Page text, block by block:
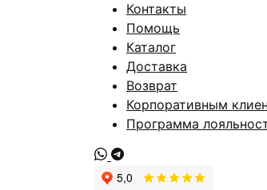
Контакты
Помощь
Каталог
Доставка
Возврат
Корпоративным
Программа